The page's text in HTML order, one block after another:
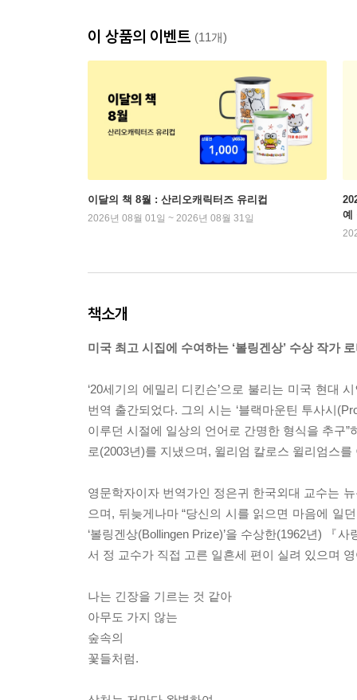
이 상품의 이벤트 (11개)
이달의 책 8월 : 산리오캐릭터즈 유리컵
2026년 08월 01일 ~ 2026년 08월 31일
예
책소개
미국 최고 시집에 수여하는 ‘볼링겐상’ 수상 작가
‘20세기의 에밀리 디킨슨’으로 불리는 미국 현대
번역 출간되었다. 그의 시는 ‘블랙마운틴 투사시
이루던 시절에 일상의 언어로 간명한 형식을 추구
로(2003년)를 지냈으며, 윌리엄 칼로스 윌리엄스
영문학자이자 번역가인 정은귀 한국외대 교수는
으며, 뒤늦게나마 “당신의 시를 읽으면 마음에 일
‘볼링겐상(Bollingen Prize)’을 수상한(1962년) 『
서 정 교수가 직접 고른 일흔세 편이 실려 있으며
나는 긴장을 기르는 것 같아
아무도 가지 않는
숲속의
꽃들처럼.